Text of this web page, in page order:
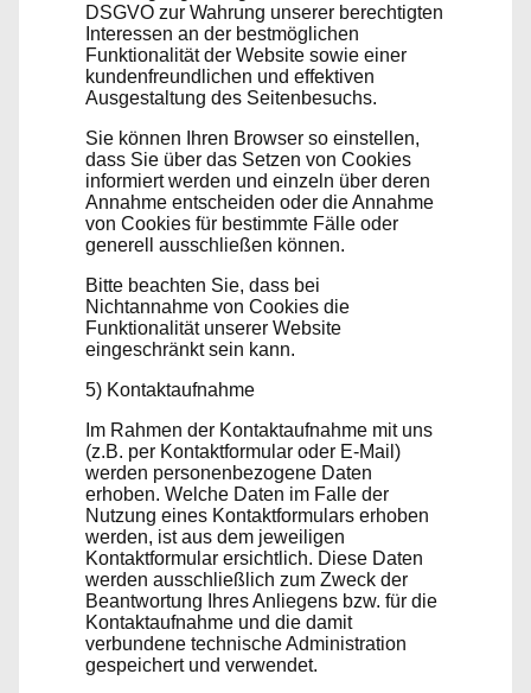
DSGVO zur Wahrung unserer berechtigten
Interessen an der bestmöglichen
Funktionalität der Website sowie einer
kundenfreundlichen und effektiven
Ausgestaltung des Seitenbesuchs.
Sie können Ihren Browser so einstellen,
dass Sie über das Setzen von Cookies
informiert werden und einzeln über deren
Annahme entscheiden oder die Annahme
von Cookies für bestimmte Fälle oder
generell ausschließen können.
Bitte beachten Sie, dass bei
Nichtannahme von Cookies die
Funktionalität unserer Website
eingeschränkt sein kann.
5) Kontaktaufnahme
Im Rahmen der Kontaktaufnahme mit uns
(z.B. per Kontaktformular oder E-Mail)
werden personenbezogene Daten
erhoben. Welche Daten im Falle der
Nutzung eines Kontaktformulars erhoben
werden, ist aus dem jeweiligen
Kontaktformular ersichtlich. Diese Daten
werden ausschließlich zum Zweck der
Beantwortung Ihres Anliegens bzw. für die
Kontaktaufnahme und die damit
verbundene technische Administration
gespeichert und verwendet.